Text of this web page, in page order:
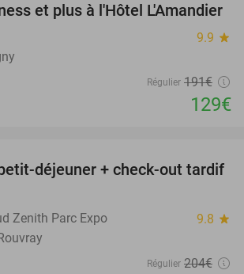
et plus à l'Hôtel L'Amandier
9.9 star
Régulier 191€
129€
37%
déjeuner + check-out tardif
Zenith Parc Expo 9.8 star
Régulier 204€